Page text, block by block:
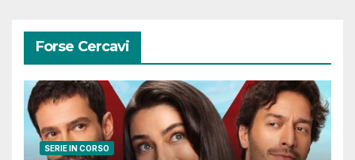
Forse Cercavi
SERIE IN CORSO